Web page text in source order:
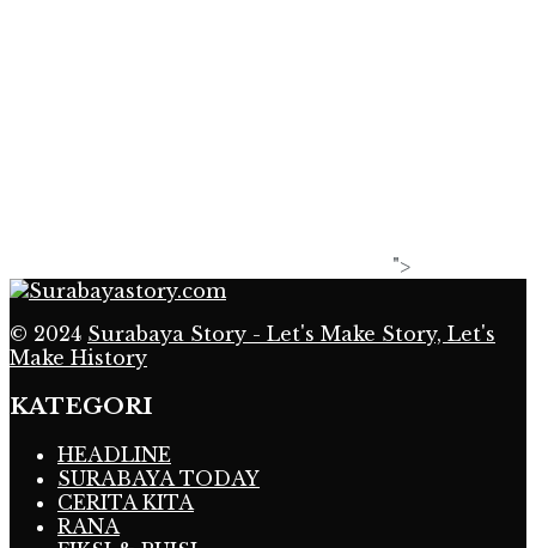
">
© 2024 Surabaya Story - Let's Make Story, Let's
Make History
KATEGORI
HEADLINE
SURABAYA TODAY
CERITA KITA
RANA